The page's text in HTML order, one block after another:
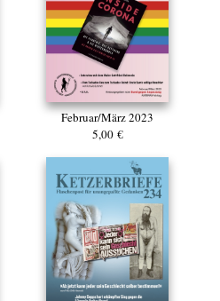
Februar/März 2023
5,00 €